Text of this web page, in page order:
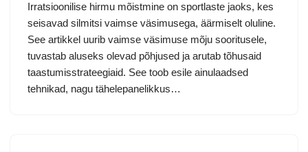
Irratsioonilise hirmu mõistmine on sportlaste jaoks, kes
seisavad silmitsi vaimse väsimusega, äärmiselt oluline.
See artikkel uurib vaimse väsimuse mõju sooritusele,
tuvastab aluseks olevad põhjused ja arutab tõhusaid
taastumisstrateegiaid. See toob esile ainulaadsed
tehnikad, nagu tähelepanelikkus…